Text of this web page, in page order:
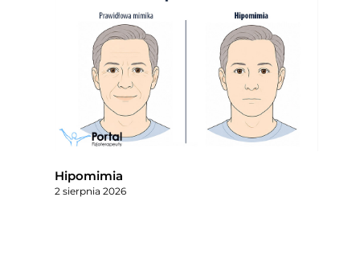
Hipomimia
2 sierpnia 2026